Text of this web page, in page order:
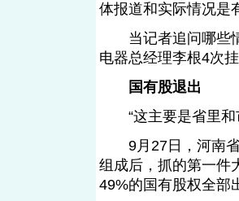
体报道和实际情况
当记者追问哪些情
电器总经理李根4次
国有股退出
“这主要是省里和
9月27日，河南省
组成后，抓的第一件
49%的国有股权全部